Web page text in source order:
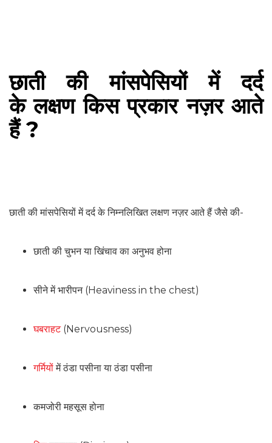
छाती की मांसपेसियों में दर्द
के लक्षण किस प्रकार नज़र आते
हैं ?
छाती की मांसपेसियों में दर्द के निम्नलिखित लक्षण नज़र आते हैं जैसे की-
छाती की चुभन या खिंचाव का अनुभव होना
सीने में भारीपन (Heaviness in the chest)
घबराहट(Nervousness)
गर्मियोंमें ठंडा पसीना या ठंडा पसीना
कमजोरी महसूस होना